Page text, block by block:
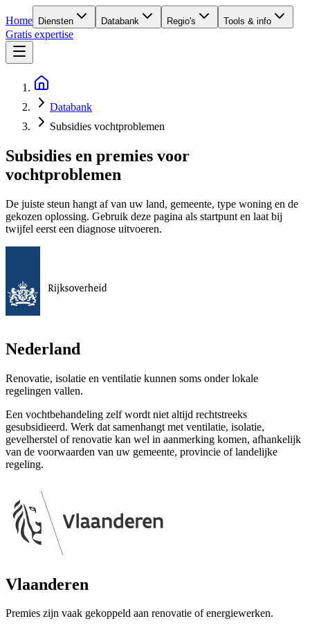
Home Diensten Databank Regio's Tools & info
Gratis expertise
Databank
Subsidies vochtproblemen
Subsidies en premies voor
vochtproblemen
De juiste steun hangt af van uw land, gemeente, type woning en de
gekozen oplossing. Gebruik deze pagina als startpunt en laat bij
twijfel eerst een diagnose uitvoeren.
Nederland
Renovatie, isolatie en ventilatie kunnen soms onder lokale
regelingen vallen.
Een vochtbehandeling zelf wordt niet altijd rechtstreeks
gesubsidieerd. Werk dat samenhangt met ventilatie, isolatie,
gevelherstel of renovatie kan wel in aanmerking komen, afhankelijk
van de voorwaarden van uw gemeente, provincie of landelijke
regeling.
Vlaanderen
Premies zijn vaak gekoppeld aan renovatie of energiewerken.